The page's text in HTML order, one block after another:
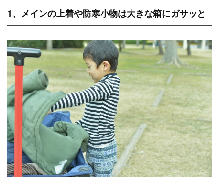
1、メインの上着や防寒小物は大きな箱にガサッと